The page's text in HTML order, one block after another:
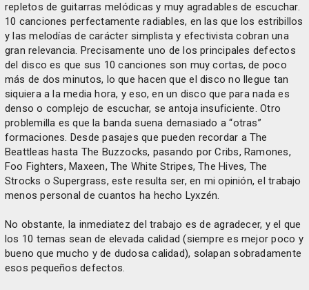
repletos de guitarras melódicas y muy agradables de escuchar.
10 canciones perfectamente radiables, en las que los estribillos
y las melodías de carácter simplista y efectivista cobran una
gran relevancia. Precisamente uno de los principales defectos
del disco es que sus 10 canciones son muy cortas, de poco
más de dos minutos, lo que hacen que el disco no llegue tan
siquiera a la media hora, y eso, en un disco que para nada es
denso o complejo de escuchar, se antoja insuficiente. Otro
problemilla es que la banda suena demasiado a “otras”
formaciones. Desde pasajes que pueden recordar a The
Beattleas hasta The Buzzocks, pasando por Cribs, Ramones,
Foo Fighters, Maxeen, The White Stripes, The Hives, The
Strocks o Supergrass, este resulta ser, en mi opinión, el trabajo
menos personal de cuantos ha hecho Lyxzén.
No obstante, la inmediatez del trabajo es de agradecer, y el que
los 10 temas sean de elevada calidad (siempre es mejor poco y
bueno que mucho y de dudosa calidad), solapan sobradamente
esos pequeños defectos.